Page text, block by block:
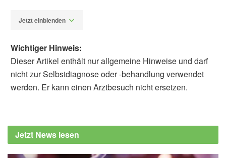
Jetzt einblenden
supplements significantly reduce child
deaths, (Abruf: 10.11.2019),
Wichtiger Hinweis:
Dieser Artikel enthält nur allgemeine Hinweise und darf
nicht zur Selbstdiagnose oder -behandlung verwendet
werden. Er kann einen Arztbesuch nicht ersetzen.
Jetzt News lesen